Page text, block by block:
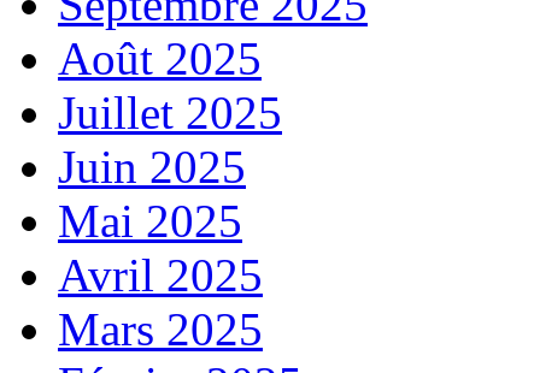
Août 2025
Juillet 2025
Juin 2025
Mai 2025
Avril 2025
Mars 2025